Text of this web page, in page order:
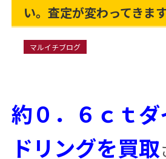
い。査定が変わってきま
マルイチブログ
約０．６ｃｔ
ドリングを買取